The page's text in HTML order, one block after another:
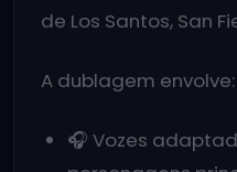
de Los Santos, San
A dublagem envolve:
🎧 Vozes